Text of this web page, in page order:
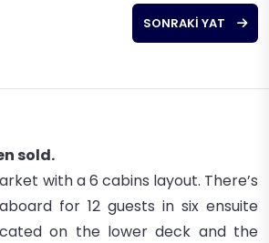
SONRAKI YAT
sold.
with a 6 cabins layout. There’s
for 12 guests in six ensuite
on the lower deck and the